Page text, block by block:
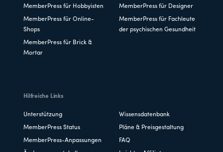
MemberPress für Hobbyisten MemberPress für Designer
MemberPress für Online-
Shops
MemberPress für Fachleute
der psychischen Gesundheit
MemberPress für Brick &
Mortar
Hilfreiche Links
Unterstützung Wissensdatenbank
MemberPress Status Pläne & Preisgestaltung
MemberPress-Anpassungen FAQ